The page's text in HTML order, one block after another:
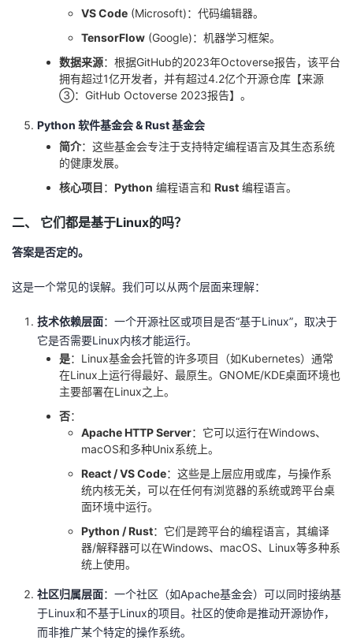
VS Code (Microsoft)：代码编辑器。
TensorFlow (Google)：机器学习框架。
数据来源：根据GitHub的2023年Octoverse报告，该平台
拥有超过1亿开发者，并有超过4.2亿个开源仓库【来源
③：GitHub Octoverse 2023报告】。
Python 软件基金会 & Rust 基金会
简介：这些基金会专注于支持特定编程语言及其生态系统
的健康发展。
核心项目： Python 编程语言和 Rust 编程语言。
二、 它们都是基于Linux的吗？
答案是否定的。
这是一个常见的误解。我们可以从两个层面来理解：
技术依赖层面：一个开源社区或项目是否“基于Linux”，取决于
它是否需要Linux内核才能运行。
是：Linux基金会托管的许多项目（如Kubernetes）通常
在Linux上运行得最好、最原生。GNOME/KDE桌面环境也
主要部署在Linux之上。
否：
Apache HTTP Server：它可以运行在Windows、
macOS和多种Unix系统上。
React / VS Code：这些是上层应用或库，与操作系
统内核无关，可以在任何有浏览器的系统或跨平台桌
面环境中运行。
Python / Rust：它们是跨平台的编程语言，其编译
器/解释器可以在Windows、macOS、Linux等多种系
统上使用。
社区归属层面：一个社区（如Apache基金会）可以同时接纳基
于Linux和不基于Linux的项目。社区的使命是推动开源协作，
而非推广某个特定的操作系统。